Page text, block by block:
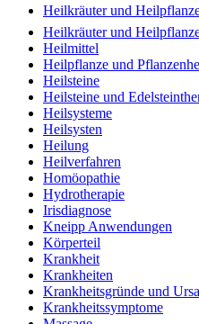
Heilkräuter und
Heilkräuter und
Heilmittel
Heilpflanze und
Heilsteine
Heilsteine und
Heilsysteme
Heilsysten
Heilung
Heilverfahren
Homöopathie
Hydrotherapie
Irisdiagnose
Kneipp Anwendungen
Körperteil
Krankheit
Krankheiten
Krankheitsgründe und
Krankheitssymptome